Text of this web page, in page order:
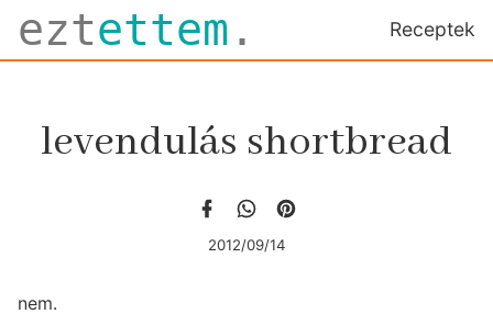
eztettem . Receptek
levendulás shortbread
2012/09/14
nem.